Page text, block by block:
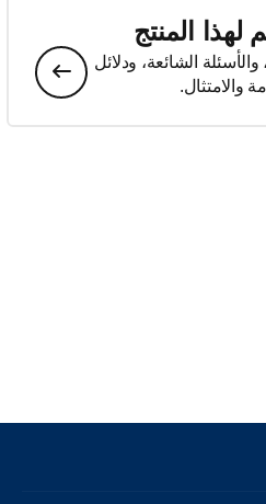
المنتج
الشائعة، ودلائل
والامتثال.